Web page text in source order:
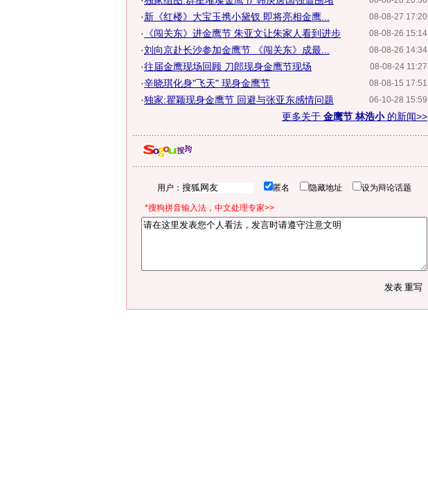
08-08-27 17:20
·新《红楼》大宝玉携小黛钗 即将亮相金鹰...
08-08-26 15:14
· 《闯关东》进金鹰节 朱亚文让朱家人看到进步
08-08-26 14:34
·刘向京赴长沙参加金鹰节 《闯关东》成最...
08-08-24 11:27
·往届金鹰现场回顾 刀郎现身金鹰节现场
08-08-15 17:51
·辛晓琪化身"飞天" 现身金鹰节
06-10-28 15:59
·独家:瞿颖现身金鹰节 回避与张亚东感情问题
更多关于 金鹰节 林浩小的新闻>>
用户： 匿名 隐藏地址 设为辩论话题
*搜狗拼音输入法，中文处理专家>>